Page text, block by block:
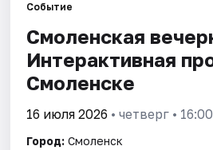
Событие
Смоленская
Интерактивная
Смоленске
16 июля 2026 • четверг • 16:00
Город: Смоленск